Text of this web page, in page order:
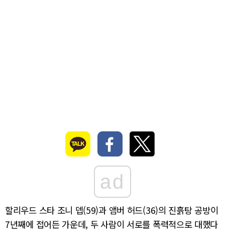
ad
할리우드 스타 조니 뎁(59)과 앰버 허드(36)의 진흙탕 공방이
7년째에 접어든 가운데, 두 사람이 서로를 폭력적으로 대했다